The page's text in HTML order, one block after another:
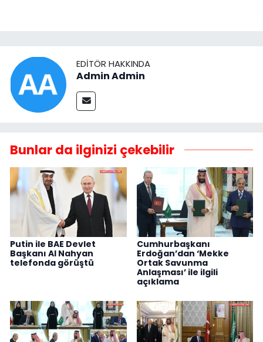
EDITÖR HAKKINDA
Admin Admin
Bunlar da ilginizi çekebilir
Putin ile BAE Devlet
Başkanı Al Nahyan
telefonda görüştü
Cumhurbaşkanı
Erdoğan’dan ‘Mekke
Ortak Savunma
Anlaşması’ ile ilgili
açıklama